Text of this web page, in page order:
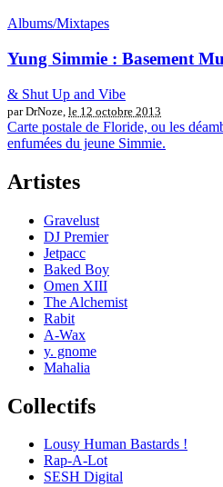
Albums/Mixtapes
Yung Simmie : Basement
& Shut Up and Vibe
par DrNoze, le 12 octobre 2013
Carte postale de Floride, ou les
enfumées du jeune Simmie.
Artistes
Gravelust
DJ Premier
Jetpacc
Baked Boy
Omen XIII
The Alchemist
Rabit
A-Wax
y. gnome
Mahalia
Collectifs
Lousy Human Bastards !
Rap-A-Lot
SESH Digital